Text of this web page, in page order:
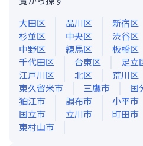
大田区
品川区 新宿区
杉並区
中央区 渋谷区
中野区
練馬区 板橋区
千代田区
台東区 足立
江戸川区
北区 荒川区
東久留米市
三鷹市 国
狛江市
調布市 小平市
国立市
立川市 町田市
東村山市